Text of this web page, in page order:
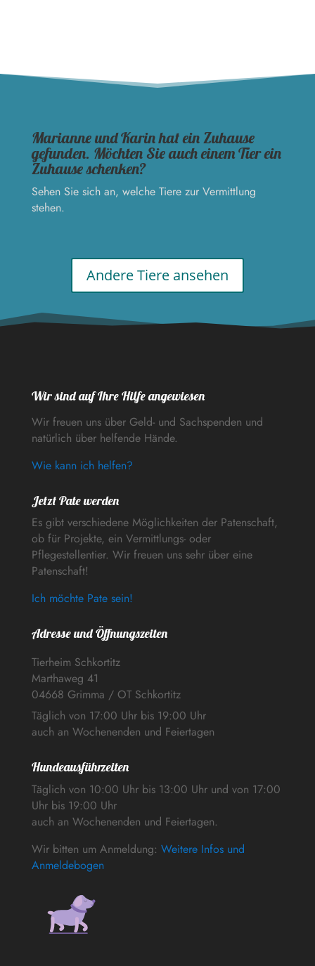
Marianne und Karin hat ein Zuhause
gefunden. Möchten Sie auch einem Tier ein
Zuhause schenken?
Sehen Sie sich an, welche Tiere zur Vermittlung
stehen.
Andere Tiere ansehen
Wir sind auf Ihre Hilfe angewiesen
Wir freuen uns über Geld- und Sachspenden und
natürlich über helfende Hände.
Wie kann ich helfen?
Jetzt Pate werden
Es gibt verschiedene Möglichkeiten der Patenschaft,
ob für Projekte, ein Vermittlungs- oder
Pflegestellentier. Wir freuen uns sehr über eine
Patenschaft!
Ich möchte Pate sein!
Adresse und Öffnungszeiten
Tierheim Schkortitz
Marthaweg 41
04668 Grimma / OT Schkortitz
Täglich von 17:00 Uhr bis 19:00 Uhr
auch an Wochenenden und Feiertagen
Hundeausführzeiten
Täglich von 10:00 Uhr bis 13:00 Uhr und von 17:00
Uhr bis 19:00 Uhr
auch an Wochenenden und Feiertagen.
Wir bitten um Anmeldung: Weitere Infos und
Anmeldebogen